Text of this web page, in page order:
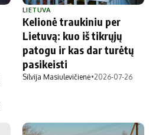
LIETUVA
Kelionė traukiniu per
Lietuvą: kuo iš tikrųjų
patogu ir kas dar turėtų
pasikeisti
Silvija Masiulevičienė•2026-07-26